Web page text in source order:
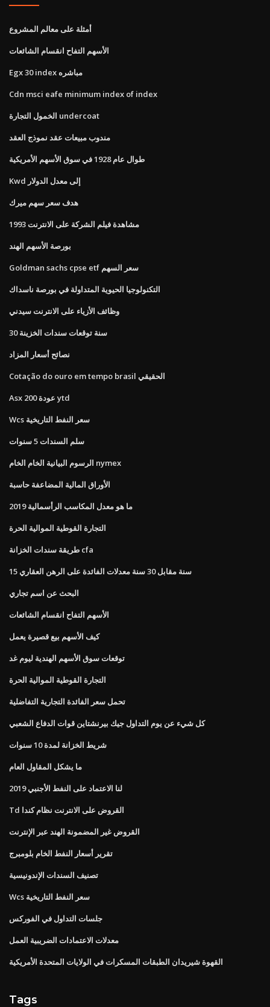
أمثلة على معالم المشروع
الأسهم التفاح انقسام الشائعات
Egx 30 index مباشره
Cdn msci eafe minimum index of index
الخمول التجارة undercoat
مندوب مبيعات عقد نموذج العقد
طوال عام 1928 في سوق الأسهم الأمريكية
Kwd إلى معدل الدولار
هدف سعر سهم ميرك
مشاهدة فيلم الشركة على الانترنت 1993
بورصة الأسهم الهند
Goldman sachs cpse etf سعر السهم
التكنولوجيا الحيوية المتداولة في بورصة ناسداك
وظائف الأزياء على الانترنت سيدني
30 سنة توقعات سندات الخزينة
نصائح أسعار المزاد
Cotação do ouro em tempo brasil الحقيقي
Asx 200 عودة ytd
Wcs سعر النفط التاريخية
سلم السندات 5 سنوات
الرسوم البيانية الخام الخام nymex
الأوراق المالية المضاعفة حاسبة
ما هو معدل المكاسب الرأسمالية 2019
التجارة القوطية الموالية الحرة
طريقة سندات الخزانة cfa
15 سنة مقابل 30 سنة معدلات الفائدة على الرهن العقاري
البحث عن اسم تجاري
الأسهم التفاح انقسام الشائعات
كيف الأسهم بيع قصيرة يعمل
توقعات سوق الأسهم الهندية ليوم غد
التجارة القوطية الموالية الحرة
تحمل سعر الفائدة التجارية التفاضلية
كل شيء عن يوم التداول جيك بيرنشتاين قوات الدفاع الشعبي
شريط الخزانة لمدة 10 سنوات
ما يشكل المقاول العام
لنا الاعتماد على النفط الأجنبي 2019
Td القروض على الانترنت نظام كندا
القروض غير المضمونة الهند عبر الإنترنت
تقرير أسعار النفط الخام بلومبرج
تصنيف السندات الإندونيسية
Wcs سعر النفط التاريخية
جلسات التداول في الفوركس
معدلات الاعتمادات الضريبية العمل
القهوة شيريدان الطبقات المسكرات في الولايات المتحدة الأمريكية
Tags